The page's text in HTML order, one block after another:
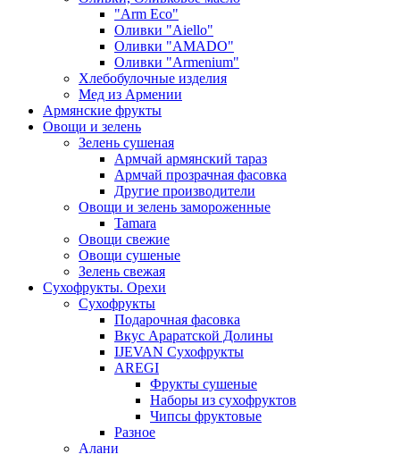
"Arm Eco"
Оливки "Aiello"
Оливки "AMADO"
Оливки "Armenium"
Хлебобулочные изделия
Мед из Армении
Армянские фрукты
Овощи и зелень
Зелень сушеная
Армчай армянский тараз
Армчай прозрачная фасовка
Другие производители
Овощи и зелень замороженные
Tamara
Овощи свежие
Овощи сушеные
Зелень свежая
Сухофрукты. Орехи
Сухофрукты
Подарочная фасовка
Вкус Араратской Долины
IJEVAN Сухофрукты
AREGI
Фрукты сушеные
Наборы из сухофруктов
Чипсы фруктовые
Разное
Алани